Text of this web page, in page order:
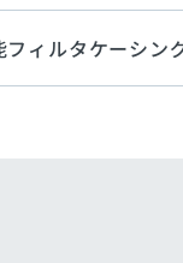
ィルタケーシン